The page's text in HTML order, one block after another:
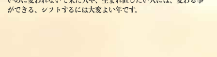
ができる、シフトするには大変よい年です。